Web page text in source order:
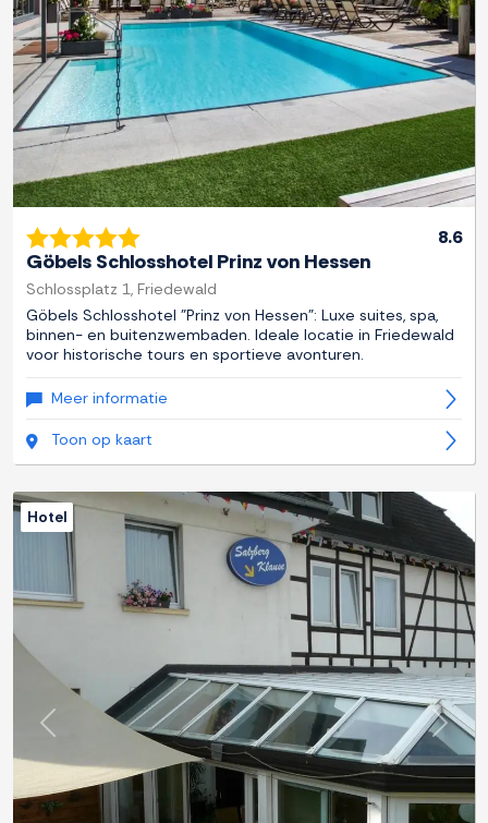
8.6
Göbels Schlosshotel Prinz von Hessen
Schlossplatz 1, Friedewald
Göbels Schlosshotel "Prinz von Hessen": Luxe suites, spa,
binnen- en buitenzwembaden. Ideale locatie in Friedewald
voor historische tours en sportieve avonturen.
Meer informatie
Toon op kaart
Previous Next
Hotel